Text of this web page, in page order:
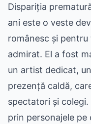
Dispariția
ani este o veste
românesc și
admirat. El a fost
un artist dedicat,
prezență caldă,
spectatori și
prin personajele pe